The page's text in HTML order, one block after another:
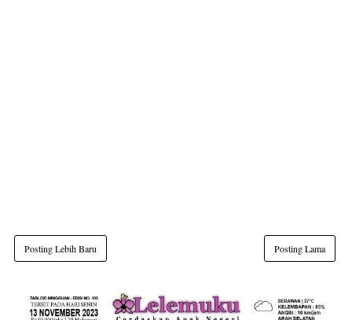
Posting Lebih Baru Posting Lama